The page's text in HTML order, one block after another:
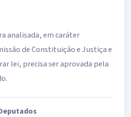
analisada, emcaráter
de Constituição e Justiça e
lei, precisa ser aprovada pela